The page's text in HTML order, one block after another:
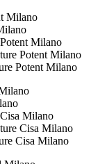
Milano
Potent Milano
Potent Milano
Milano
Cisa Milano
Cisa Milano